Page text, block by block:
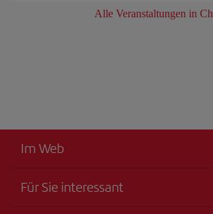
Alle Veranstaltungen in
Im Web
Für Sie interessant